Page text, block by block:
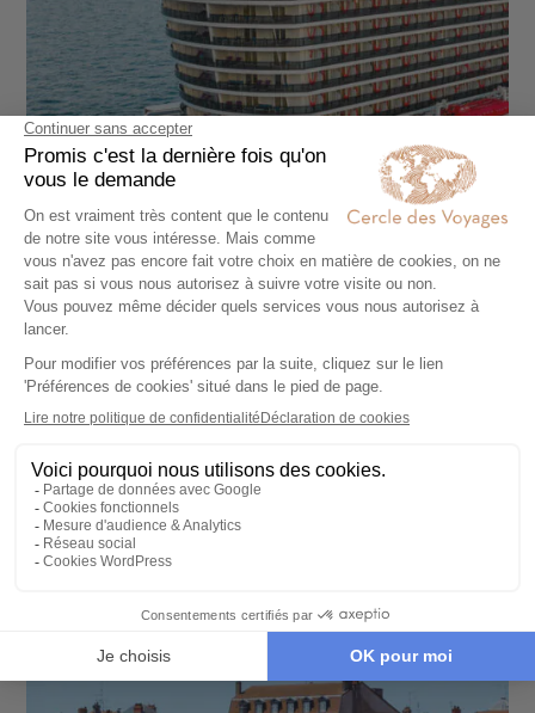
CROISIÈRE
La Méditerranée décontractée avec Virgin
Voyages
9 jours - À partir de2900 €/pers
Palma de Majorque - Barcelone